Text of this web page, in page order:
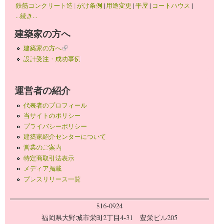
鉄筋コンクリート造 |がけ条例 | 用途変更 |平屋 | コートハウス |
...続き...
建築家の方へ
建築家の方へ(link is external)
設計受注・成功事例
運営者の紹介
代表者のプロフィール
当サイトのポリシー
プライバシーポリシー
建築家紹介センターについて
営業のご案内
特定商取引法表示
メディア掲載
プレスリリース一覧
816-0924
福岡県大野城市栄町2丁目4-31 豊栄ビル205